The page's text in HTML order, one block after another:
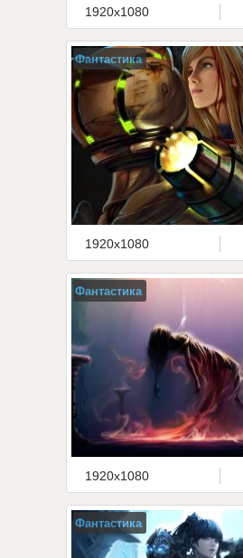
1920x1080
Фантастика
1920x1080
Фантастика
1920x1080
Фантастика